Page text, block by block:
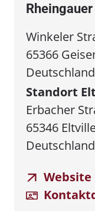
Winkeler
65366
Deutschland
Standort
Erbacher
65346
Deutschland
Website